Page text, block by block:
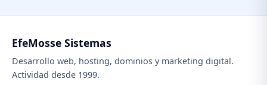
EfeMosse Sistemas
Desarrollo web, hosting, dominios y marketing digital.
Actividad desde 1999.